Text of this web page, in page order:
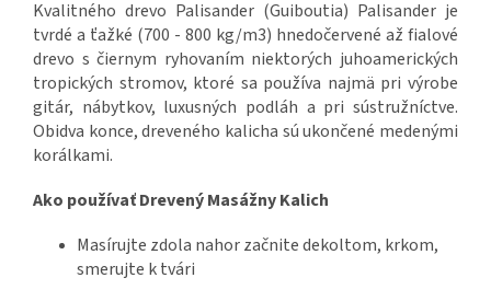
Kvalitného drevo Palisander (Guiboutia) Palisander je
tvrdé a ťažké (700 - 800 kg/m3) hnedočervené až fialové
drevo s čiernym ryhovaním niektorých juhoamerických
tropických stromov, ktoré sa používa najmä pri výrobe
gitár, nábytkov, luxusných podláh a pri sústružníctve.
Obidva konce, dreveného kalicha sú ukončené medenými
korálkami.
Ako používať Drevený Masážny Kalich
Masírujte zdola nahor začnite dekoltom, krkom,
smerujte k tvári